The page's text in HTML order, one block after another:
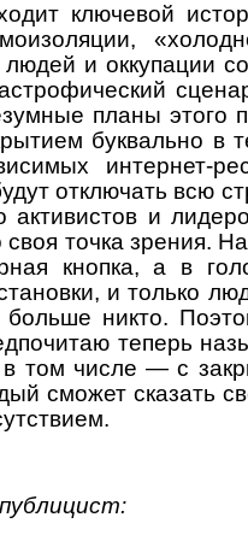
ключевой
и оккупации
планы этого
буквально в
интернет-
отключать всю
активистов и
своя точка зрения.
кнопка, а в
и только
больше никто.
теперь
в том числе — с
сможет сказать